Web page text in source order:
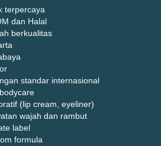
terpercaya
dan Halal
berkualitas
standar internasional
(lip cream, eyeliner)
wajah dan rambut
label
formula